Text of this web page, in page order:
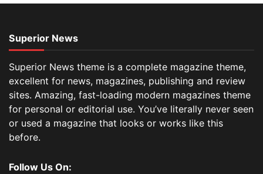
Superior News
Superior News theme is a complete magazine theme,
excellent for news, magazines, publishing and review
sites. Amazing, fast-loading modern magazines theme
for personal or editorial use. You’ve literally never seen
or used a magazine that looks or works like this
before.
Follow Us On: